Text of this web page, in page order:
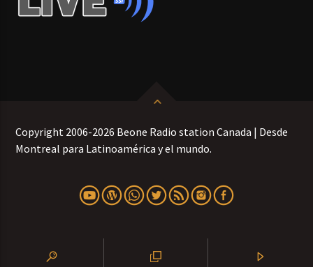
Copyright 2006-2026 Beone Radio station Canada | Desde
Montreal para Latinoamérica y el mundo.